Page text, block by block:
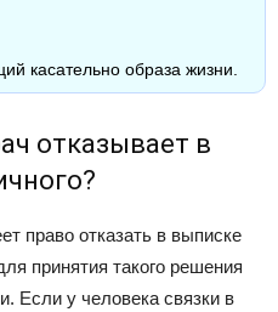
касательно образа жизни.
отказывает в
право отказать в выписке
принятия такого решения
Если у человека связки в